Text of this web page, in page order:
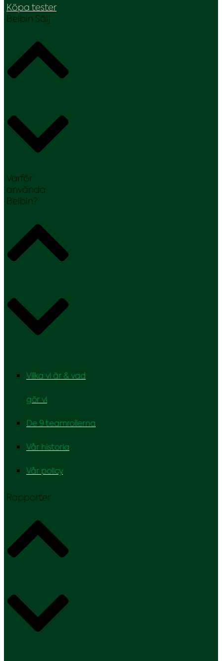
Köpa tester
Belbin Sälj
Varför
använda
Belbin?
Vilka vi är & vad
gör vi
De 9 teamrollerna
Vår historia
Vår policy
Rapporter